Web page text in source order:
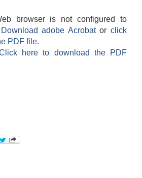
browser is not configured to
Download adobe Acrobatorclick
PDF file.
here to download the PDF